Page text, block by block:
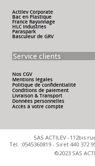
Actilev Corporate
Bac en Plastique
France Rayonnage
HLC Industries
Paraspark
Basculeur de GRV
Service clients
Nos CGV
Mentions légales
Politique de confidentialité
Conditions de paiement
Livraison & Transport
Données personnelles
Accès à votre compte
SAS ACTILEV -112bis
Tél. :0545360819 - Siret 440 372
©2023 SAS